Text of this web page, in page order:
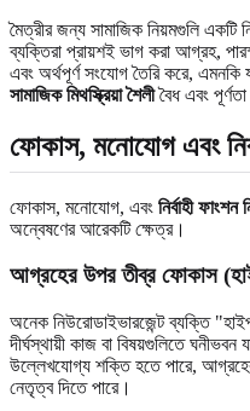
মৈত্রীর জন্য সামাজিক নিয়মগুলি একটি
ব্যক্তিরা প্রায়শই ভাগ করা আগ্রহ,
এবং অর্থপূর্ণ সংযোগ তৈরি করে,
সামাজিক মিথস্ক্রিয়া শৈলীবৈধ এবং পূর্ণতা
ফোকাস, মনোযোগ এবং
ফোকাস, মনোযোগ, এবং নির্বাহী
অন্বেষণের আরেকটি ক্ষেত্র।
আগ্রহের উপর তীব্র ফোকাস
অনেক নিউরোডাইভারজেন্ট ব্যক্তি
দীর্ঘস্থায়ী কাজ বা বিষয়গুলিতে
উল্লেখযোগ্য শক্তি হতে পারে,
নেতৃত্ব দিতে পারে।